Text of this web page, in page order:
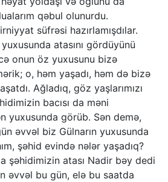
qəbul olunurdu.
süfrəsi hazırlamışdılar.
atasını gördüyünü
onun öz yuxusunu bizə
o, həm yaşadı, həm də bizə
Ağladıq, göz yaşlarımızı
bacısı da məni
yuxusunda görüb. Sən demə,
əvvəl biz Gülnarın yuxusunda
şəhid evində nələr yaşadıq?
şəhidimizin atası Nadir bəy dedi
əvvəl bu gün, elə bu saatda